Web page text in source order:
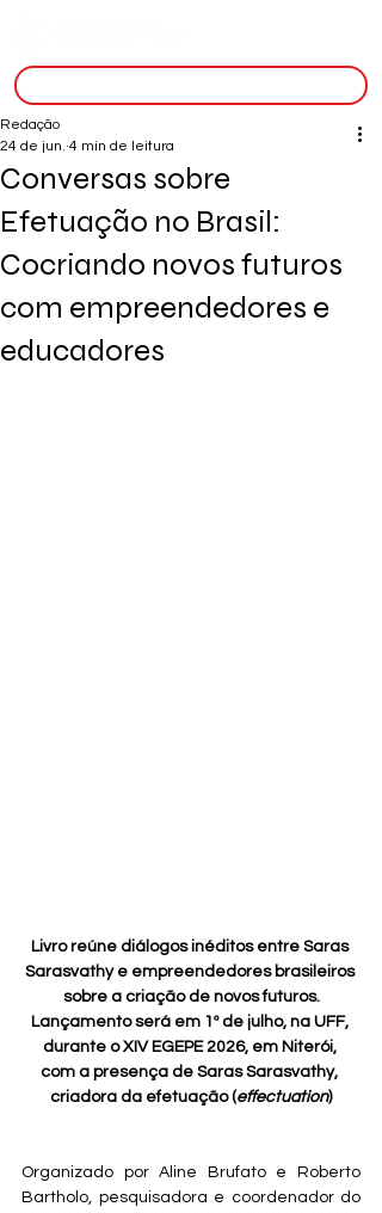
Conversas sobre
Efetuação no Brasil:
Cocriando novos futuros
com empreendedores e
educadores
Redação
24 de jun. 4 min de leitura
Livro reúne diálogos inéditos entre Saras
Sarasvathy e empreendedores brasileiros
sobre a criação de novos futuros.
Lançamento será em 1º de julho, na UFF,
durante o XIV EGEPE 2026, em Niterói,
com a presença de Saras Sarasvathy,
criadora da efetuação (effectuation)
Organizado por Aline Brufato e Roberto
Bartholo, pesquisadora e coordenador do